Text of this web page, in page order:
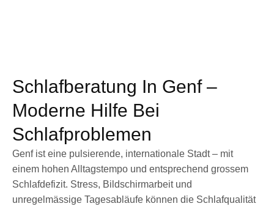
Schlafberatung In Genf –
Moderne Hilfe Bei
Schlafproblemen
Genf ist eine pulsierende, internationale Stadt – mit
einem hohen Alltagstempo und entsprechend grossem
Schlafdefizit. Stress, Bildschirmarbeit und
unregelmässige Tagesabläufe können die Schlafqualität